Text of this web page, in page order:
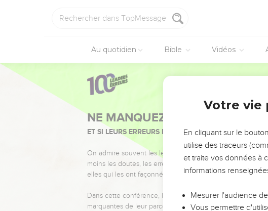
Au quotidien Bible Vidéos
NE MANQUEZ PAS
ET SI LEURS ERREURS POUVAIENT VOUS ÉVITER LES
On admire souvent les leaders pour leurs réussites, leur
moins les doutes, les erreurs et les saisons difficiles qu'ils
elles qui les ont façonnés.
Dans cette conférence, leaders, entrepreneurs, et
marquantes de leur parcours et les clés pour avancer
Votre vie
En cliquant sur le
utilise des traceurs
et traite vos données à
informations
Mesurer l'audience
Vous permettre